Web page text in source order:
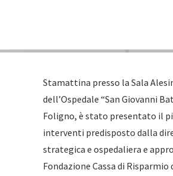
Stamattina presso la Sala
dell’Ospedale “San Giovanni
Foligno, è stato presentato il
interventi predisposto dalla
strategica e ospedaliera e
Fondazione Cassa di Risparmio